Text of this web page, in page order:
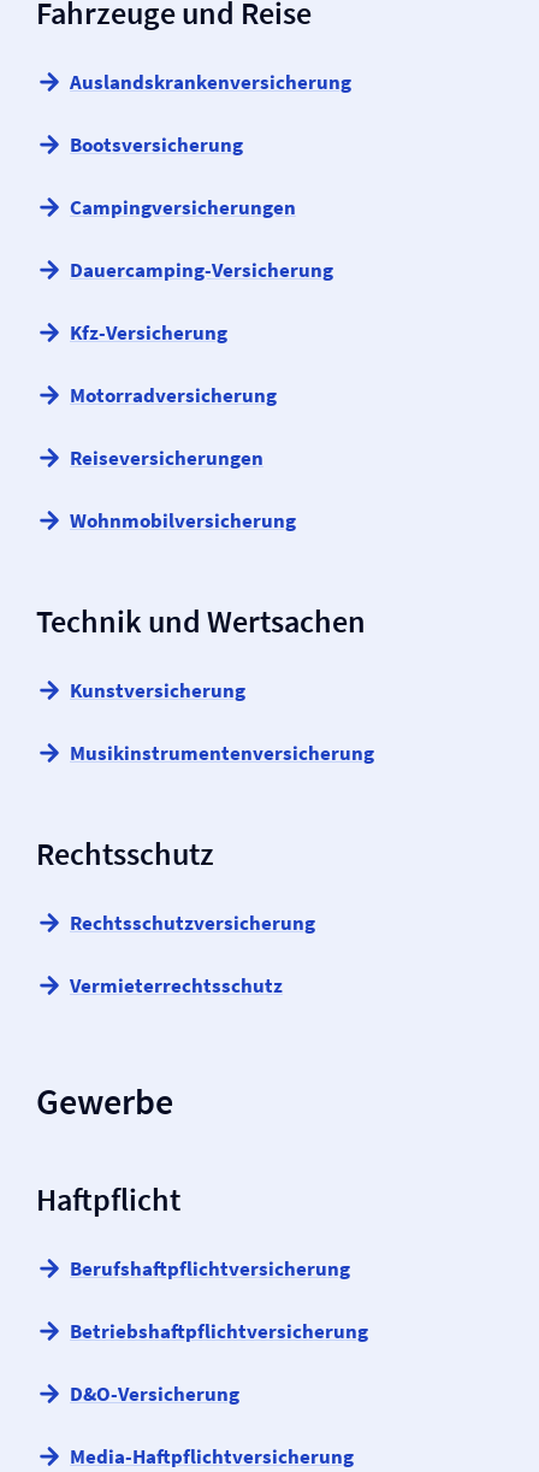
Fahrzeuge und Reise
Auslandskranken­versicherung
Boots­versicherung
Camping­versicherungen
Dauercamping-Versicherung
Kfz-Versicherung
Motorrad­versicherung
Reise­versicherungen
Wohnmobil­versicherung
Technik und Wertsachen
Kunst­versicherung
Musikinstrumenten­versicherung
Rechtsschutz
Rechtsschutz­versicherung
Vermieter­rechtsschutz
Gewerbe
Haftpflicht
Berufs­haftpflicht­versicherung
Betriebs­haftpflicht­versicherung
D&O-Versicherung
Media-Haftpflicht­versicherung